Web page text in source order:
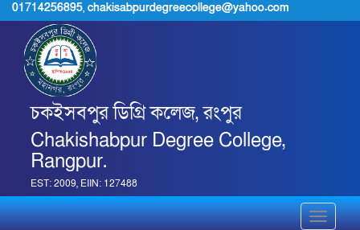
01714256895, chakisabpurdegreecollege@yahoo.com
চকইসবপুর ডিগ্রি কলেজ, রংপুর
Chakishabpur Degree College,
Rangpur.
EST: 2009, EIIN: 127488
Toggle